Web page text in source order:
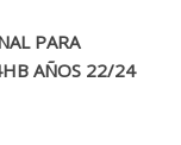
PARA
AÑOS 22/24